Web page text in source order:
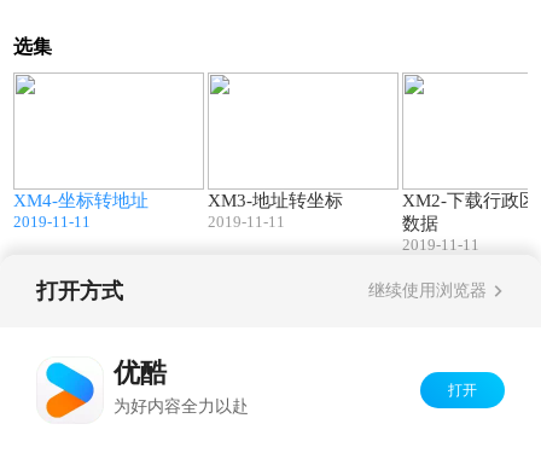
选集
XM4-坐标转地址
2019-11-11
XM3-地址转坐标
2019-11-11
XM2-下载行政
数据
2019-11-11
打开方式 继续使用浏览器
优酷
为好内容全力以赴
打开